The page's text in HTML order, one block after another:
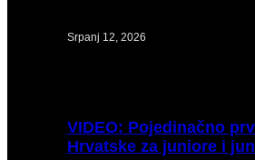
Srpanj 12, 2026
VIDEO: Pojedinačno
Hrvatske za juniore i